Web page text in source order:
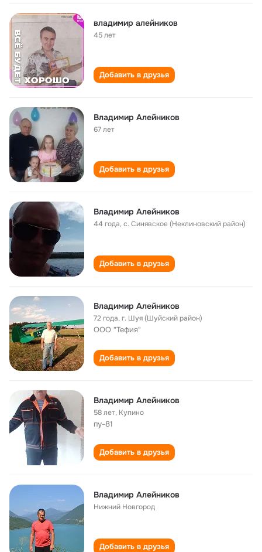
владимир алейников
45 лет
Добавить в друзья
Владимир Алейников
67 лет
Добавить в друзья
Владимир Алейников
44 года,с. Синявское (Неклиновский район)
Добавить в друзья
Владимир Алейников
72 года,г. Шуя (Шуйский район)
ООО "Тефия"
Добавить в друзья
Владимир Алейников
58 лет, Купино
пу-81
Добавить в друзья
Владимир Алейников
Нижний Новгород
Добавить в друзья